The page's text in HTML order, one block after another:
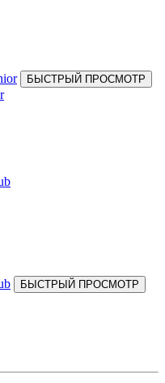
БЫСТРЫЙ ПРОСМОТР
БЫСТРЫЙ ПРОСМОТР